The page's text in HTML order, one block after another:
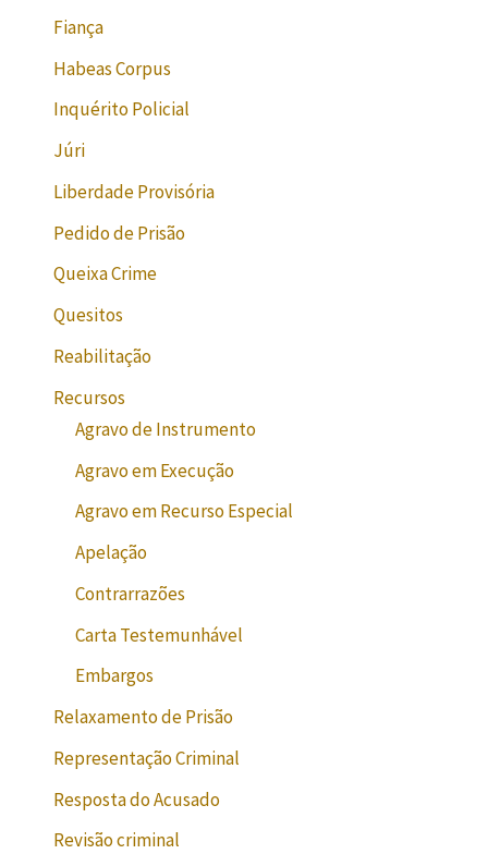
Fiança
Habeas Corpus
Inquérito Policial
Júri
Liberdade Provisória
Pedido de Prisão
Queixa Crime
Quesitos
Reabilitação
Recursos
Agravo de Instrumento
Agravo em Execução
Agravo em Recurso Especial
Apelação
Contrarrazões
Carta Testemunhável
Embargos
Relaxamento de Prisão
Representação Criminal
Resposta do Acusado
Revisão criminal